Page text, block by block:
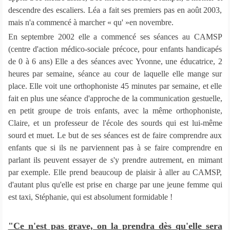
descendre des escaliers. Léa a fait ses premiers pas en août 2003,
mais n'a commencé à marcher « qu' »en novembre.
En septembre 2002 elle a commencé ses séances au CAMSP
(centre d'action médico-sociale précoce, pour enfants handicapés
de 0 à 6 ans) Elle a des séances avec Yvonne, une éducatrice, 2
heures par semaine, séance au cour de laquelle elle mange sur
place. Elle voit une orthophoniste 45 minutes par semaine, et elle
fait en plus une séance d'approche de la communication gestuelle,
en petit groupe de trois enfants, avec la même orthophoniste,
Claire, et un professeur de l'école des sourds qui est lui-même
sourd et muet. Le but de ses séances est de faire comprendre aux
enfants que si ils ne parviennent pas à se faire comprendre en
parlant ils peuvent essayer de s'y prendre autrement, en mimant
par exemple. Elle prend beaucoup de plaisir à aller au CAMSP,
d'autant plus qu'elle est prise en charge par une jeune femme qui
est taxi, Stéphanie, qui est absolument formidable !
"Ce n'est pas grave, on la prendra dès qu'elle sera